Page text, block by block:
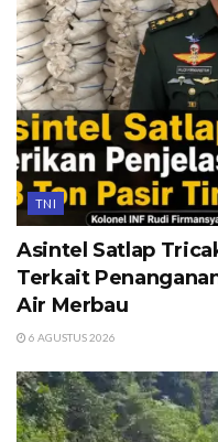
TNI
Asintel Satlap
Terkait
Air Merbau
6 AGUSTUS 2026